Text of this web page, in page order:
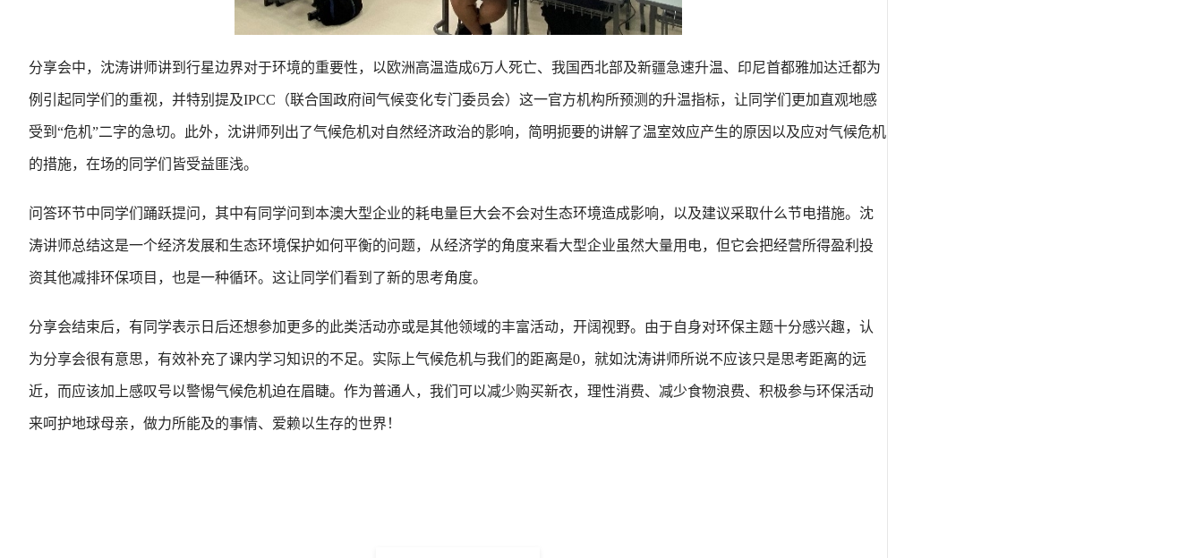
分享会中，沈涛讲师讲到行星边界对于环境的重要性，以欧洲高温造成6万人死亡、我国西北部及新疆急速升温、印尼首都雅加达迁都为
例引起同学们的重视，并特别提及IPCC（联合国政府间气候变化专门委员会）这一官方机构所预测的升温指标，让同学们更加直观地感
受到“危机”二字的急切。此外，沈讲师列出了气候危机对自然经济政治的影响，简明扼要的讲解了温室效应产生的原因以及应对气候危机
的措施，在场的同学们皆受益匪浅。
问答环节中同学们踊跃提问，其中有同学问到本澳大型企业的耗电量巨大会不会对生态环境造成影响，以及建议采取什么节电措施。沈
涛讲师总结这是一个经济发展和生态环境保护如何平衡的问题，从经济学的角度来看大型企业虽然大量用电，但它会把经营所得盈利投
资其他减排环保项目，也是一种循环。这让同学们看到了新的思考角度。
分享会结束后，有同学表示日后还想参加更多的此类活动亦或是其他领域的丰富活动，开阔视野。由于自身对环保主题十分感兴趣，认
为分享会很有意思，有效补充了课内学习知识的不足。实际上气候危机与我们的距离是0，就如沈涛讲师所说不应该只是思考距离的远
近，而应该加上感叹号以警惕气候危机迫在眉睫。作为普通人，我们可以减少购买新衣，理性消费、减少食物浪费、积极参与环保活动
来呵护地球母亲，做力所能及的事情、爱赖以生存的世界！